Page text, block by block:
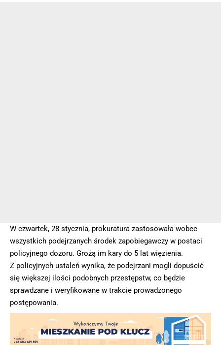
W czwartek, 28 stycznia, prokuratura zastosowała wobec
wszystkich podejrzanych środek zapobiegawczy w postaci
policyjnego dozoru. Grożą im kary do 5 lat więzienia.
Z policyjnych ustaleń wynika, że podejrzani mogli dopuścić
się większej ilości podobnych przestępstw, co będzie
sprawdzane i weryfikowane w trakcie prowadzonego
postępowania.